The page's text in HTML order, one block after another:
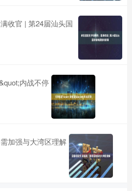
收官 | 第24届汕头国
内战不停
加强与大湾区理解